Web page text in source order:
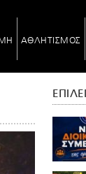
ΑΘΛΗΤΙΣΜΟΣ